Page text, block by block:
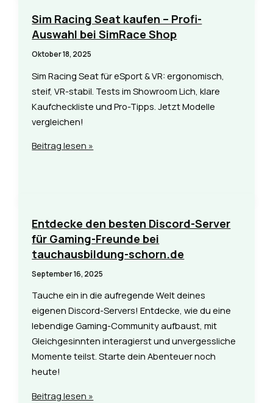
Sim Racing Seat kaufen – Profi-
Auswahl bei SimRace Shop
Oktober 18, 2025
Sim Racing Seat für eSport & VR: ergonomisch,
steif, VR-stabil. Tests im Showroom Lich, klare
Kaufcheckliste und Pro-Tipps. Jetzt Modelle
vergleichen!
Sim
Profi-
Auswahl
bei
Shop
Beitrag lesen »
Entdecke den besten Discord-Server
für Gaming-Freunde bei
tauchausbildung-schorn.de
September 16, 2025
Tauche ein in die aufregende Welt deines
eigenen Discord-Servers! Entdecke, wie du eine
lebendige Gaming-Community aufbaust, mit
Gleichgesinnten interagierst und unvergessliche
Momente teilst. Starte dein Abenteuer noch
heute!
Entdecke
Beitrag lesen »